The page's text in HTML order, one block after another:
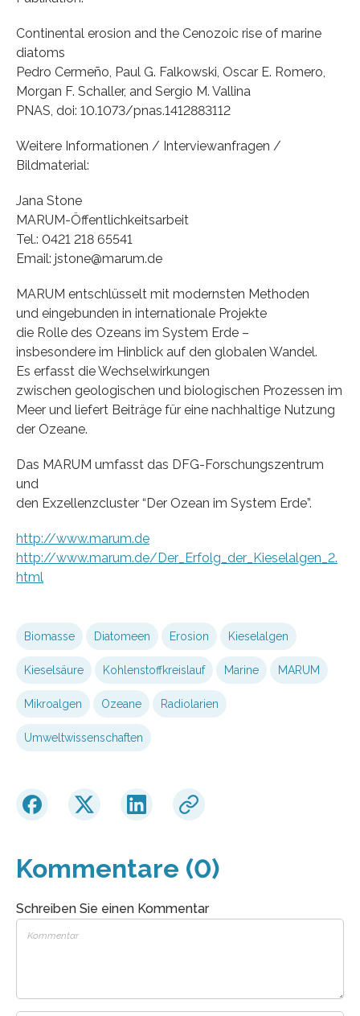
Continental erosion and the Cenozoic rise of marine
diatoms
Pedro Cermeño, Paul G. Falkowski, Oscar E. Romero,
Morgan F. Schaller, and Sergio M. Vallina
PNAS, doi: 10.1073/pnas.1412883112
Weitere Informationen / Interviewanfragen /
Bildmaterial:
Jana Stone
MARUM-Öffentlichkeitsarbeit
Tel.: 0421 218 65541
Email: jstone@marum.de
MARUM entschlüsselt mit modernsten Methoden
und eingebunden in internationale Projekte
die Rolle des Ozeans im System Erde –
insbesondere im Hinblick auf den globalen Wandel.
Es erfasst die Wechselwirkungen
zwischen geologischen und biologischen Prozessen im
Meer und liefert Beiträge für eine nachhaltige Nutzung
der Ozeane.
Das MARUM umfasst das DFG-Forschungszentrum
und
den Exzellenzcluster “Der Ozean im System Erde”.
http://www.marum.de
http://www.marum.de/Der_Erfolg_der_Kieselalgen_2.
html
Biomasse Diatomeen Erosion Kieselalgen
Kieselsäure Kohlenstoffkreislauf Marine MARUM
Mikroalgen Ozeane Radiolarien
Umweltwissenschaften
Kommentare (0)
Schreiben Sie einen Kommentar